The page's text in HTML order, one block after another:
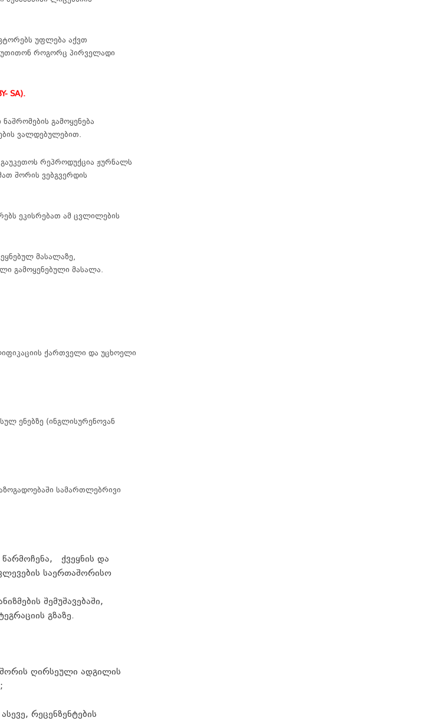
უფლება აქვთ
როგორც პირველადი
SA).
გამოყენება
ვალდებულებით.
რეპროდუქცია ჟურნალს
შორის ვებგვერდის
ეკისრებათ ამ ცვლილების
მასალაზე,
გამოყენებული მასალა.
ქართველი და უცხოელი
ენებზე (ინგლისურენოვან
სამართლებრივი
წარმოჩენა, ქვეყნის და
საერთაშორისო
შემუშავებაში,
გზაზე.
ღირსეული ადგილის
;
ასევე, რეცენზენტების